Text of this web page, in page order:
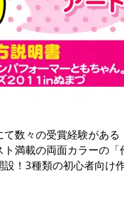
数々の受賞経験があ
満載の両面カラーの
！3種類の初心者向け